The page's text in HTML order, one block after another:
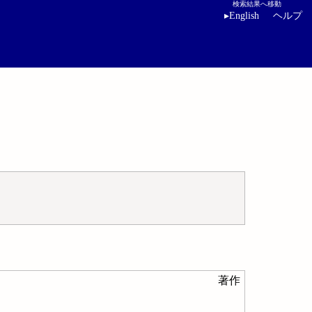
検索結果へ移動
▸English ヘルプ
著作